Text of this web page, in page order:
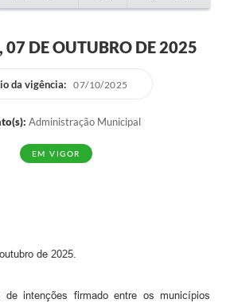
07 DE OUTUBRO DE 2025
da vigência: 07/10/2025
Administração Municipal
EM VIGOR
de 2025.
de intenções firmado entre os municípios